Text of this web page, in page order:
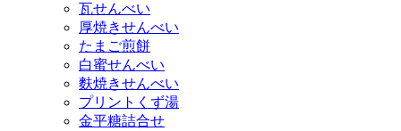
瓦せんべい
厚焼きせんべい
たまご煎餅
白蜜せんべい
麩焼きせんべい
プリントくず湯
金平糖詰合せ